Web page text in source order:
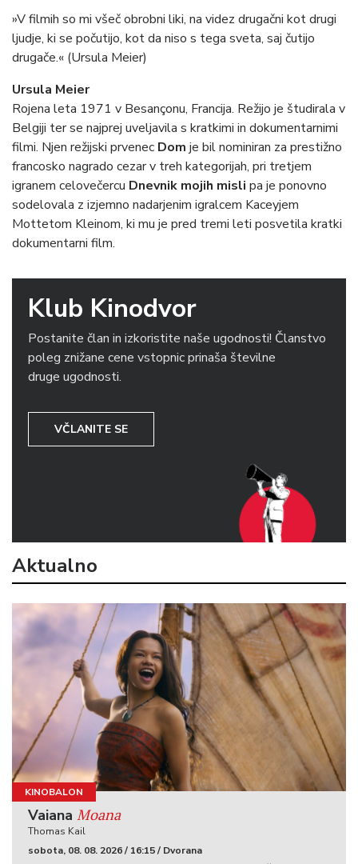
»V filmih so mi všeč obrobni liki, na videz drugačni kot drugi
ljudje, ki se počutijo, kot da niso s tega sveta, saj čutijo
drugače.« (Ursula Meier)
Ursula Meier
Rojena leta 1971 v Besançonu, Francija. Režijo je študirala v
Belgiji ter se najprej uveljavila s kratkimi in dokumentarnimi
filmi. Njen režijski prvenec Dom je bil nominiran za prestižno
francosko nagrado cezar v treh kategorijah, pri tretjem
igranem celovečercu Dnevnik mojih misli pa je ponovno
sodelovala z izjemno nadarjenim igralcem Kaceyjem
Mottetom Kleinom, ki mu je pred tremi leti posvetila kratki
dokumentarni film.
Klub Kinodvor
Postanite član in izkoristite naše ugodnosti! Članstvo
poleg znižane cene vstopnic prinaša številne
druge ugodnosti.
VČLANITE SE
Aktualno
KINOBALON
Vaiana Moana
Thomas Kail
sobota, 08. 08. 2026 / 16:15 / Dvorana